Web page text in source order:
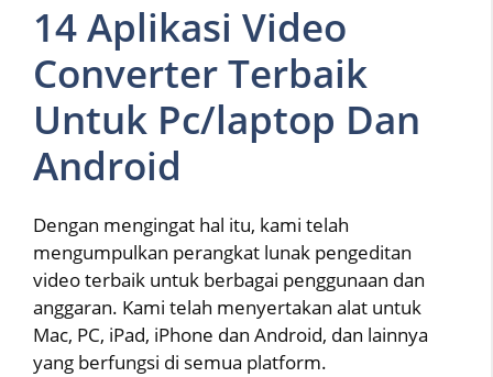
14 Aplikasi Video
Converter Terbaik
Untuk Pc/laptop Dan
Android
Dengan mengingat hal itu, kami telah
mengumpulkan perangkat lunak pengeditan
video terbaik untuk berbagai penggunaan dan
anggaran. Kami telah menyertakan alat untuk
Mac, PC, iPad, iPhone dan Android, dan lainnya
yang berfungsi di semua platform.